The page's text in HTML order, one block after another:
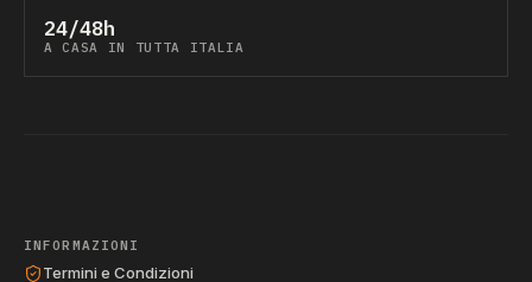
24/48h
A CASA IN TUTTA ITALIA
INFORMAZIONI
Termini e Condizioni